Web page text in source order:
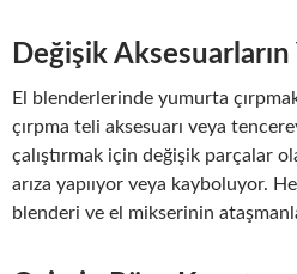
Değişik Aksesuarların
El blenderlerinde yumurta
çırpma teli aksesuarı veya
çalıştırmak için değişik parçalar
arıza yapııyor veya kayboluyor.
blenderi ve el mikserinin